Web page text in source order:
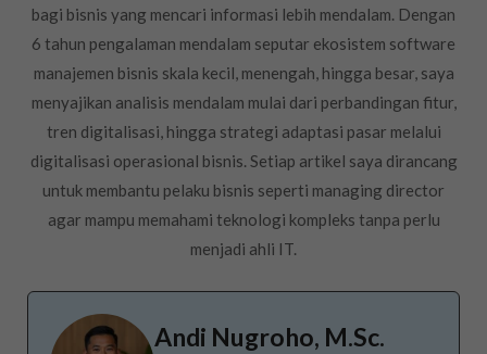
bagi bisnis yang mencari informasi lebih mendalam. Dengan
6 tahun pengalaman mendalam seputar ekosistem software
manajemen bisnis skala kecil, menengah, hingga besar, saya
menyajikan analisis mendalam mulai dari perbandingan fitur,
tren digitalisasi, hingga strategi adaptasi pasar melalui
digitalisasi operasional bisnis. Setiap artikel saya dirancang
untuk membantu pelaku bisnis seperti managing director
agar mampu memahami teknologi kompleks tanpa perlu
menjadi ahli IT.
Andi Nugroho, M.Sc.